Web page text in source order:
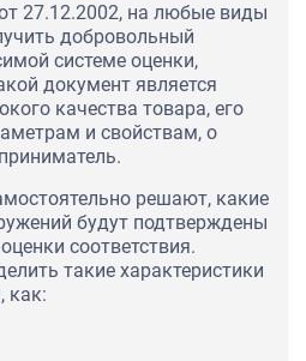
27.12.2002, на любые виды
добровольный
системе оценки,
документ является
качества товара, его
и свойствам, о
решают, какие
будут подтверждены
соответствия.
такие характеристики
как: